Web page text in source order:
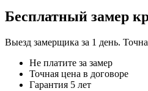
Бесплатный замер
Выезд замерщика за 1 день.
Не платите за замер
Точная цена в договоре
Гарантия 5 лет